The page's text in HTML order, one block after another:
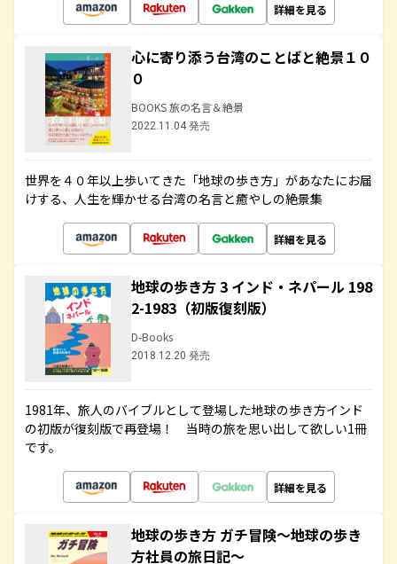
詳細を見る
心に寄り添う台湾のことばと絶景１０
０
BOOKS 旅の名言＆絶景
2022.11.04 発売
世界を４０年以上歩いてきた「地球の歩き方」があなたにお届
けする、人生を輝かせる台湾の名言と癒やしの絶景集
詳細を見る
地球の歩き方 3 インド・ネパール 198
2-1983（初版復刻版）
D-Books
2018.12.20 発売
1981年、旅人のバイブルとして登場した地球の歩き方インド
の初版が復刻版で再登場！ 当時の旅を思い出して欲しい1冊
です。
詳細を見る
地球の歩き方 ガチ冒険～地球の歩き
方社員の旅日記～